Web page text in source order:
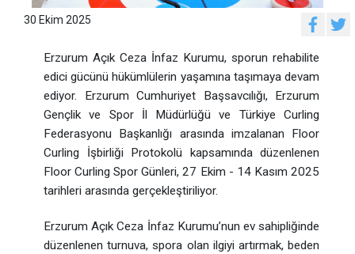
30 Ekim 2025
Erzurum Açık Ceza İnfaz Kurumu, sporun rehabilite
edici gücünü hükümlülerin yaşamına taşımaya devam
ediyor. Erzurum Cumhuriyet Başsavcılığı, Erzurum
Gençlik ve Spor İl Müdürlüğü ve Türkiye Curling
Federasyonu Başkanlığı arasında imzalanan Floor
Curling İşbirliği Protokolü kapsamında düzenlenen
Floor Curling Spor Günleri, 27 Ekim - 14 Kasım 2025
tarihleri arasında gerçekleştiriliyor.
Erzurum Açık Ceza İnfaz Kurumu’nun ev sahipliğinde
düzenlenen turnuva, spora olan ilgiyi artırmak, beden